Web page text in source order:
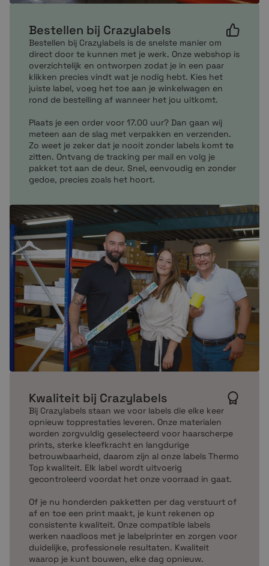
Bestellen bij Crazylabels
Bestellen bij Crazylabels is de snelste manier om
direct door te kunnen met je werk. Onze webshop is
overzichtelijk en ontworpen zodat je in een paar
klikken precies vindt wat je nodig hebt. Kies het
juiste label, voeg het toe aan je winkelwagen en
rond de bestelling af wanneer het jou uitkomt.
Plaats je een order voor 17.00 uur? Dan gaan wij
meteen aan de slag met verpakken en verzenden.
Zo weet je zeker dat je nooit zonder labels komt te
zitten. Ontvang de tracking per mail en volg je
pakket tot aan de deur. Snel, eenvoudig en zonder
gedoe, precies zoals het hoort.
Kwaliteit bij Crazylabels
Bij Crazylabels staan we voor labels die elke keer
opnieuw topprestaties leveren. Onze materialen
worden zorgvuldig geselecteerd voor haarscherpe
prints, sterke kleefkracht en langdurige
betrouwbaarheid, daarom zijn al onze labels Thermo
Top kwaliteit. Elk label wordt uitvoerig
gecontroleerd voordat het onze voorraad in gaat.
Of je nu honderden pakketten per dag verstuurt of
af en toe een print maakt, je kunt rekenen op
consistente kwaliteit. Onze compatible labels
werken naadloos met je labelprinter en zorgen voor
duidelijke, professionele resultaten. Kwaliteit
waarop je kunt bouwen, elke dag opnieuw.